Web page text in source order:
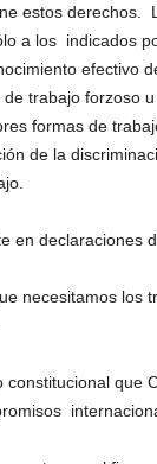
estos
a los indicados
efectivo
trabajo forzoso
formas de
de la
en declaraciones
necesitamos los
que